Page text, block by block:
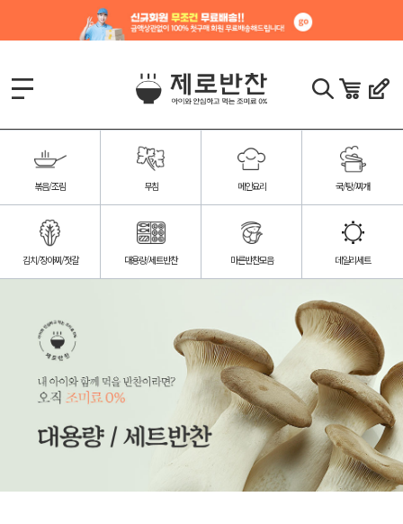
볶음/조림 무침 메인요리 국/탕/찌개
김치/장아찌/젓갈 대용량/세트반찬 마른반찬모음 데일리세트